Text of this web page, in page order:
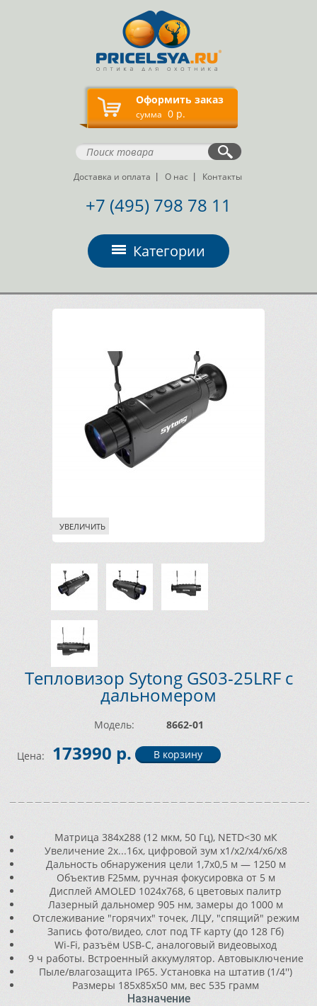
Оформить заказ
сумма 0 р.
Доставка и оплата О нас Контакты
+7 (495) 798 78 11
Категории
УВЕЛИЧИТЬ
Тепловизор Sytong GS03-25LRF с
дальномером
Модель: 8662-01
Цена: 173990 р.
Матрица 384x288 (12 мкм, 50 Гц), NETD<30 мК
Увеличение 2x...16x, цифровой зум x1/x2/x4/x6/x8
Дальность обнаружения цели 1,7x0,5 м — 1250 м
Объектив F25мм, ручная фокусировка от 5 м
Дисплей AMOLED 1024x768, 6 цветовых палитр
Лазерный дальномер 905 нм, замеры до 1000 м
Отслеживание "горячих" точек, ЛЦУ, "спящий" режим
Запись фото/видео, слот под TF карту (до 128 Гб)
Wi-Fi, разъём USB-С, аналоговый видеовыход
9 ч работы. Встроенный аккумулятор. Автовыключение
Пыле/влагозащита IP65. Установка на штатив (1/4'')
Размеры 185x85x50 мм, вес 535 грамм
Назначение